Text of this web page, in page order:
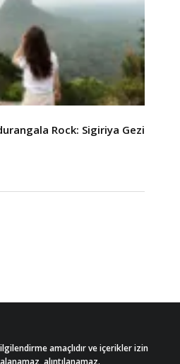
Rock: Sigiriya Gezi
amaçlıdır ve içerikler izin
alıntılanamaz.